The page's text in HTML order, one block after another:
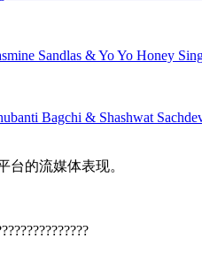
Sandlas & Yo Yo Honey
Bagchi & Shashwat
台的流媒体表现。